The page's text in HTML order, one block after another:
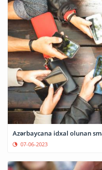
Azərbaycana idxal olunan
07-06-2023